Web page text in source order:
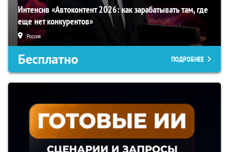
Интенсив «Автоконтент 2026: как зарабатывать там, где
еще нет конкурентов»
Россия
Бесплатно ПОДРОБНЕЕ